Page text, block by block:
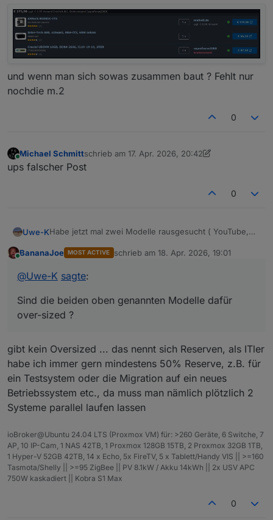
und wenn man sich sowas zusammen baut ? Fehlt nur
nochdie m.2
0
Online
Michael Schmittschrieb am 17. Apr. 2026, 20:42
zuletzt editiert von Michael Schmitt
ups falscher Post
0
Uwe-KHabe jetzt mal zwei Modelle rausgesucht ( YouTube,
lenovo thinkcentre i3 32gb : 349€
Ein PI5 ohne Platte liegt ja auch schon bei > 300€
Mein Plan war inzwischen auf Mini pc und Proxmox
umzusteigen, und Debmatic, influx etc in eigenen
BananaJoe MOST ACTIVE schrieb am 18. Apr. 2026, 19:01
zuletzt editiert von
@Uwe-K sagte:
Sind die beiden oben genannten Modelle dafür
over-sized ?
gibt kein Oversized ... das nennt sich Reserven, als ITler
habe ich immer gern mindestens 50% Reserve, z.B. für
ein Testsystem oder die Migration auf ein neues
Betriebssystem etc., da muss man nämlich plötzlich 2
Systeme parallel laufen lassen
ioBroker@Ubuntu 24.04 LTS (Proxmox VM) für: >260 Geräte, 6 Switche, 7
AP, 10 IP-Cam, 1 NAS 42TB, 1 Proxmox 128GB 15TB, 2 Proxmox 32GB 1TB,
1 Hyper-V 52GB 42TB, 14 x Echo, 5x FireTV, 5 x Tablett/Handy VIS || >=160
Tasmota/Shelly || >=95 ZigBee || PV 8.1kW / Akku 14kWh || 2x USV APC
750W kaskadiert || Kobra S1 Max
0